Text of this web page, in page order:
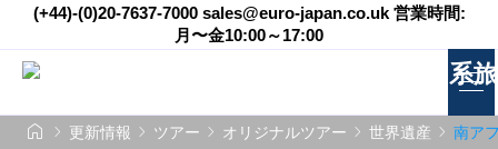
(+44)-(0)20-7637-7000 sales@euro-japan.co.uk 営業時間:
月〜金10:00～17:00
  更新情報  ツアー  オリジナルツアー  世界遺産  南ア